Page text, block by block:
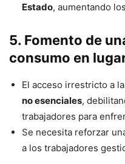
Estado, aumentando
5. Fomento de
consumo en
El acceso irrestricto a
no esenciales,
trabajadores para
Se necesita reforzar
a los trabajadores